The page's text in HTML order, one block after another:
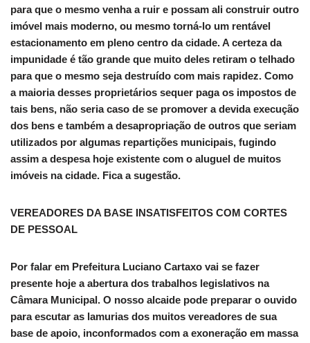
para que o mesmo venha a ruir e possam ali construir outro
imóvel mais moderno, ou mesmo torná-lo um rentável
estacionamento em pleno centro da cidade. A certeza da
impunidade é tão grande que muito deles retiram o telhado
para que o mesmo seja destruído com mais rapidez. Como
a maioria desses proprietários sequer paga os impostos de
tais bens, não seria caso de se promover a devida execução
dos bens e também a desapropriação de outros que seriam
utilizados por algumas repartições municipais, fugindo
assim a despesa hoje existente com o aluguel de muitos
imóveis na cidade. Fica a sugestão.
VEREADORES DA BASE INSATISFEITOS COM CORTES
DE PESSOAL
Por falar em Prefeitura Luciano Cartaxo vai se fazer
presente hoje a abertura dos trabalhos legislativos na
Câmara Municipal. O nosso alcaide pode preparar o ouvido
para escutar as lamurias dos muitos vereadores de sua
base de apoio, inconformados com a exoneração em massa